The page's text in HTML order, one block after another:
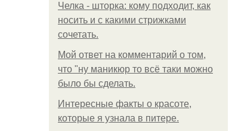
Челка - шторка: кому подходит, как
носить и с какими стрижками
сочетать.
Мой ответ на комментарий о том,
что "ну маникюр то всё таки можно
было бы сделать.
Интересные факты о красоте,
которые я узнала в питере.